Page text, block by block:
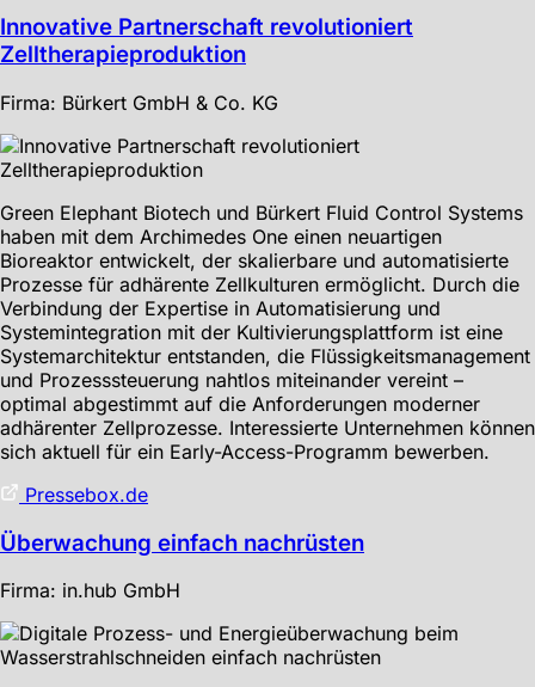
Innovative Partnerschaft revolutioniert
Zelltherapieproduktion
Firma: Bürkert GmbH & Co. KG
Green Elephant Biotech und Bürkert Fluid Control Systems
haben mit dem Archimedes One einen neuartigen
Bioreaktor entwickelt, der skalierbare und automatisierte
Prozesse für adhärente Zellkulturen ermöglicht. Durch die
Verbindung der Expertise in Automatisierung und
Systemintegration mit der Kultivierungsplattform ist eine
Systemarchitektur entstanden, die Flüssigkeitsmanagement
und Prozesssteuerung nahtlos miteinander vereint –
optimal abgestimmt auf die Anforderungen moderner
adhärenter Zellprozesse. Interessierte Unternehmen können
sich aktuell für ein Early-Access-Programm bewerben.
Pressebox.de
Überwachung einfach nachrüsten
Firma: in.hub GmbH